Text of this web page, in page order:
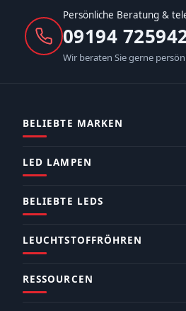
Persönliche Beratung &
09194
Wir beraten Sie gerne
BELIEBTE MARKEN
LED LAMPEN
BELIEBTE LEDS
LEUCHTSTOFFRÖHREN
RESSOURCEN